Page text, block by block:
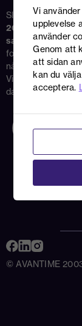
Slå en signal på
20
eller maila till
formuläret eller
något av våra
Vi svarar
dag.
© AVANTIME
Vi
upplevelse
använder
Genom att
att sidan
kan du
acceptera.